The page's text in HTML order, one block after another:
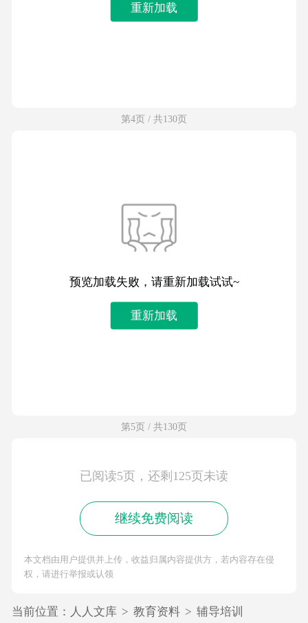
重新加载
第4页 / 共130页
预览加载失败，请重新加载试试~
重新加载
第5页 / 共130页
已阅读5页，还剩125页未读
继续免费阅读
本文档由用户提供并上传，收益归属内容提供方，若内容存在侵
权，请进行举报或认领
当前位置： 人人文库 > 教育资料 > 辅导培训